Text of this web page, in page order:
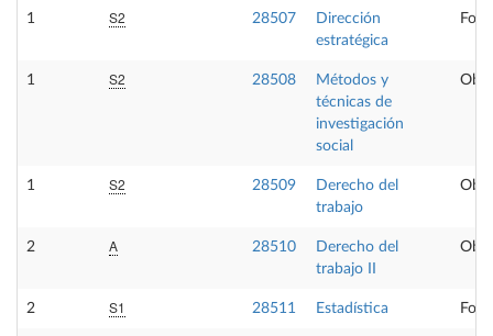
1 S2 28507
Dirección
estratégica
1 S2 28508
Métodos y
técnicas de
investigación
social
1 S2 28509
Derecho del
trabajo
2 A 28510
Derecho del
trabajo II
2 S1 28511 Estadística